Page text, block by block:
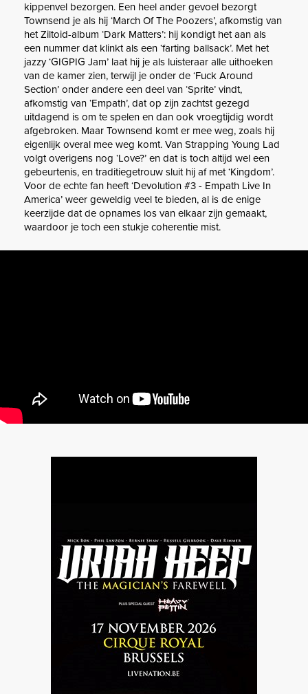
kippenvel bezorgen. Een heel ander gevoel bezorgt
Townsend je als hij ‘March Of The Poozers’, afkomstig van
het Ziltoid-album ‘Dark Matters’: hij kondigt het aan als
een nummer dat klinkt als een ‘farting ballsack’. Met het
jazzy ‘GIGPIG Jam’ laat hij je als luisteraar alle uithoeken
van de kamer zien, terwijl je onder de ‘Fuck Around
Section’ onder andere een deel van ‘Sprite’ vindt,
afkomstig van ‘Empath’, dat op zijn zachtst gezegd
uitdagend is om te spelen en dan ook vroegtijdig wordt
afgebroken. Maar Townsend komt er mee weg, zoals hij
eigenlijk overal mee weg komt. Van Strapping Young Lad
volgt overigens nog ‘Love?’ en dat is toch altijd wel een
gebeurtenis, en traditiegetrouw sluit hij af met ‘Kingdom’.
Voor de echte fan heeft ‘Devolution #3 - Empath Live In
America’ weer geweldig veel te bieden, al is de enige
keerzijde dat de opnames los van elkaar zijn gemaakt,
waardoor je toch een stukje coherentie mist.